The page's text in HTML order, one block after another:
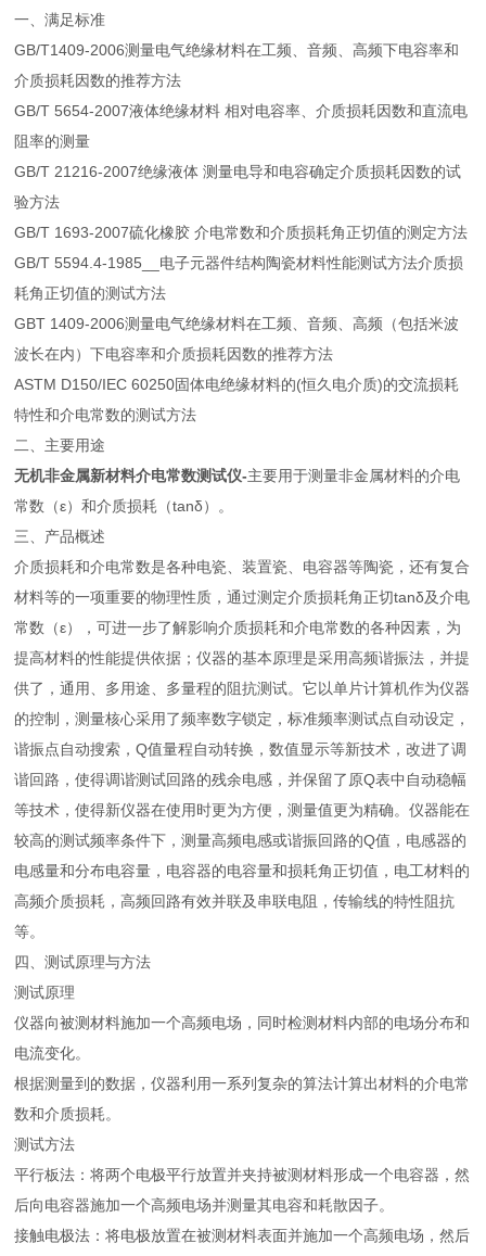
一、满足标准
GB/T1409-2006测量电气绝缘材料在工频、音频、高频下电容率和
介质损耗因数的推荐方法
GB/T 5654-2007液体绝缘材料 相对电容率、介质损耗因数和直流电
阻率的测量
GB/T 21216-2007绝缘液体 测量电导和电容确定介质损耗因数的试
验方法
GB/T 1693-2007硫化橡胶 介电常数和介质损耗角正切值的测定方法
GB/T 5594.4-1985__电子元器件结构陶瓷材料性能测试方法介质损
耗角正切值的测试方法
GBT 1409-2006测量电气绝缘材料在工频、音频、高频（包括米波
波长在内）下电容率和介质损耗因数的推荐方法
ASTM D150/IEC 60250固体电绝缘材料的(恒久电介质)的交流损耗
特性和介电常数的测试方法
二、主要用途
无机非金属新材料介电常数测试仪-主要用于测量非金属材料的介电
常数（ε）和介质损耗（tanδ）。
三、产品概述
介质损耗和介电常数是各种电瓷、装置瓷、电容器等陶瓷，还有复合
材料等的一项重要的物理性质，通过测定介质损耗角正切tanδ及介电
常数（ε），可进一步了解影响介质损耗和介电常数的各种因素，为
提高材料的性能提供依据；仪器的基本原理是采用高频谐振法，并提
供了，通用、多用途、多量程的阻抗测试。它以单片计算机作为仪器
的控制，测量核心采用了频率数字锁定，标准频率测试点自动设定，
谐振点自动搜索，Q值量程自动转换，数值显示等新技术，改进了调
谐回路，使得调谐测试回路的残余电感，并保留了原Q表中自动稳幅
等技术，使得新仪器在使用时更为方便，测量值更为精确。仪器能在
较高的测试频率条件下，测量高频电感或谐振回路的Q值，电感器的
电感量和分布电容量，电容器的电容量和损耗角正切值，电工材料的
高频介质损耗，高频回路有效并联及串联电阻，传输线的特性阻抗
等。
四、测试原理与方法
测试原理
仪器向被测材料施加一个高频电场，同时检测材料内部的电场分布和
电流变化。
根据测量到的数据，仪器利用一系列复杂的算法计算出材料的介电常
数和介质损耗。
测试方法
平行板法：将两个电极平行放置并夹持被测材料形成一个电容器，然
后向电容器施加一个高频电场并测量其电容和耗散因子。
接触电极法：将电极放置在被测材料表面并施加一个高频电场，然后